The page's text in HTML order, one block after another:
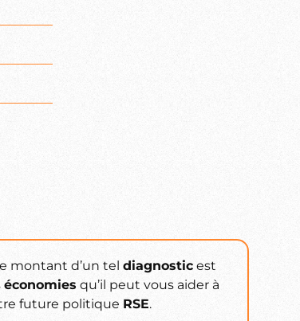
montant d’un tel diagnostic est
économies qu’il peut vous aider à
future politique RSE.